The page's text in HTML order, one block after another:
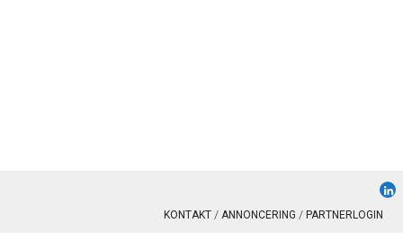
KONTAKT ANNONCERING PARTNERLOGIN